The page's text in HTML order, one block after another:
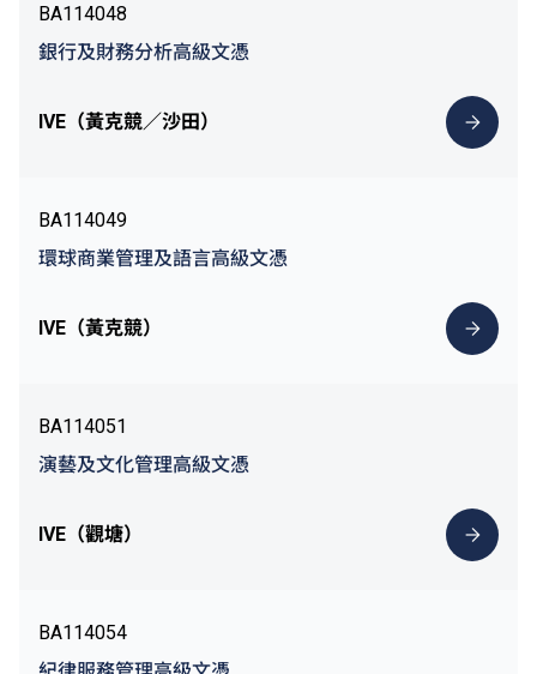
BA114048
銀行及財務分析高級文憑
IVE（黃克競／沙田）
BA114049
環球商業管理及語言高級文憑
IVE（黃克競）
BA114051
演藝及文化管理高級文憑
IVE（觀塘）
BA114054